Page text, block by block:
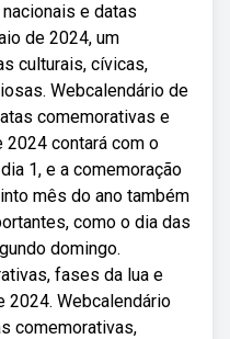
e datas
de 2024, um
culturais, cívicas,
Webcalendário de
comemorativas e
contará com o
1, e a comemoração
mês do ano também
como o dia das
domingo.
fases da lua e
2024. Webcalendário
comemorativas,